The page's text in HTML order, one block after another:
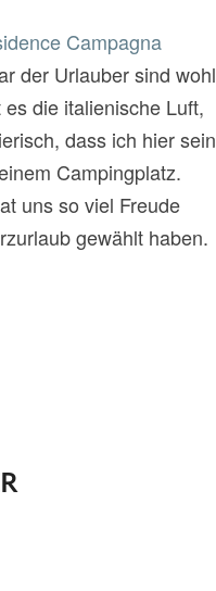
Campagna
der Urlauber sind wohl
die italienische Luft,
dass ich hier sein
Campingplatz.
uns so viel Freude
gewählt haben.